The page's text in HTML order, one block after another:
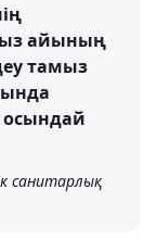
айының
тамыз
осындай
санитарлық